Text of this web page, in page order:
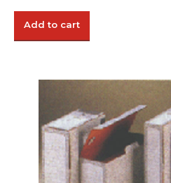
Add to cart